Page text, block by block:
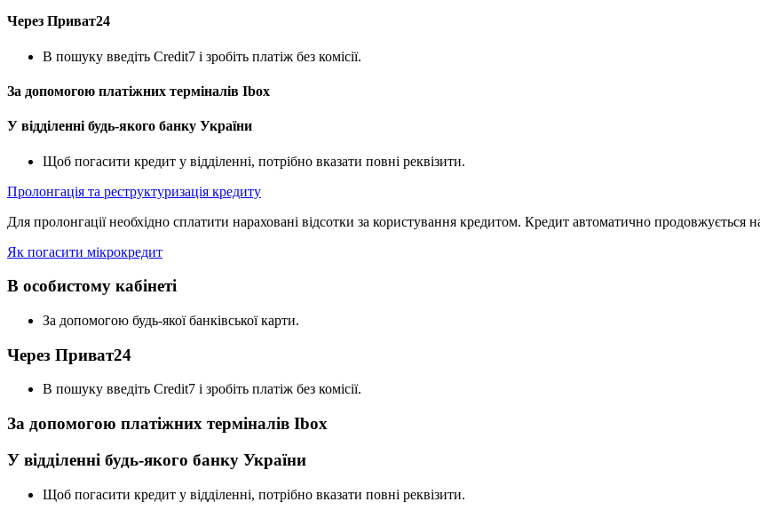
Через Приват24
В пошуку введіть Credit7 і зробіть платіж без комісії.
За допомогою платіжних терміналів Ibox
У відділенні будь-якого банку України
Щоб погасити кредит у відділенні, потрібно вказати повні реквізити.
Пролонгація та реструктуризація кредиту
Для пролонгації необхідно сплатити нараховані відсотки за користування кредитом. Кредит автоматично продовжується
Як погасити мікрокредит
В особистому кабінеті
За допомогою будь-якої банківської карти.
Через Приват24
В пошуку введіть Credit7 і зробіть платіж без комісії.
За допомогою платіжних терміналів Ibox
У відділенні будь-якого банку України
Щоб погасити кредит у відділенні, потрібно вказати повні реквізити.